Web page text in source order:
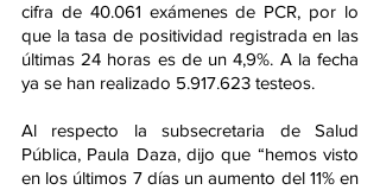
cifra de 40.061 exámenes de PCR, por lo
que la tasa de positividad registrada en las
últimas 24 horas es de un 4,9%. A la fecha
ya se han realizado 5.917.623 testeos.
Al respecto la subsecretaria de Salud
Pública, Paula Daza, dijo que “hemos visto
en los últimos 7 días un aumento del 11% en